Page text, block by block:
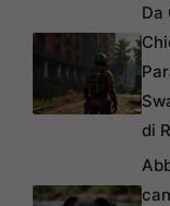
Da
di